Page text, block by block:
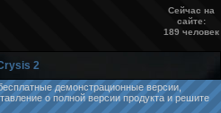
Сейчас на
сайте:
189 человек
2
демонстрационные версии,
о полной версии продукта и решите